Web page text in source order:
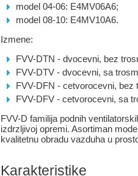
model 04-06: E4MV06A6;
model 08-10: E4MV10A6.
Izmene:
FVV-DTN - dvocevni, bez
FVV-DTV - dvocevni, sa
FVV-DFN - cetvorocevni, bez
FVV-DFV - cetvorocevni, sa
FVV-D familija podnih
izdrzljivoj opremi. Asortiman
kvalitetnu obradu vazduha u
Karakteristike